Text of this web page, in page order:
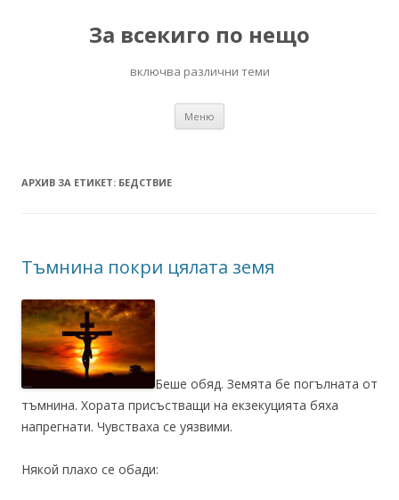
За всекиго по нещо
включва различни теми
Меню
АРХИВ ЗА ЕТИКЕТ: БЕДСТВИЕ
Тъмнина покри цялата земя
Беше обяд. Земята бе погълната от
тъмнина. Хората присъстващи на екзекуцията бяха
напрегнати. Чувстваха се уязвими.
Някой плахо се обади: